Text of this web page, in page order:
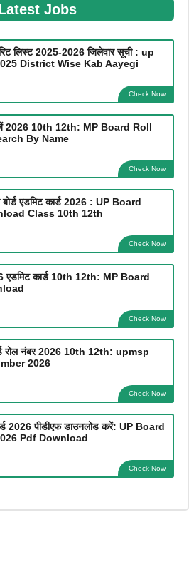
Jobs
लिस्ट 2025-2026 जिलेवार सूची : up
District Wise Kab Aayegi
Check Now
2026 10th 12th: MP Board Roll
By Name
Check Now
बोर्ड एडमिट कार्ड 2026 : UP Board
Class 10th 12th
Check Now
एडमिट कार्ड 10th 12th: MP Board
Check Now
रोल नंबर 2026 10th 12th: upmsp
2026
Check Now
2026 पीडीएफ डाउनलोड करें: UP Board
Pdf Download
Check Now